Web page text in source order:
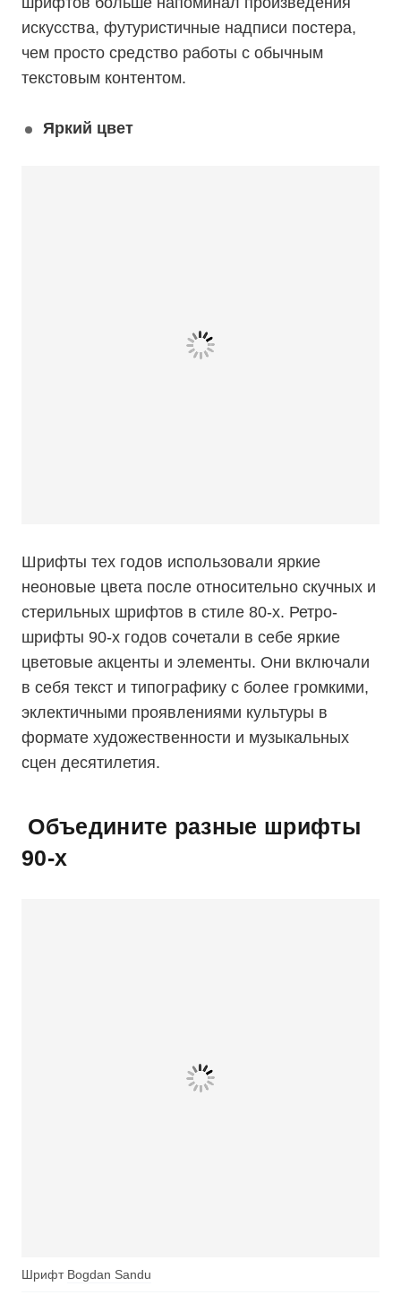
искусства, футуристичные надписи постера,
чем просто средство работы с обычным
текстовым контентом.
Яркий цвет
Шрифты тех годов использовали яркие
неоновые цвета после относительно скучных и
стерильных шрифтов в стиле 80-х. Ретро-
шрифты 90-х годов сочетали в себе яркие
цветовые акценты и элементы. Они включали
в себя текст и типографику с более громкими,
эклектичными проявлениями культуры в
формате художественности и музыкальных
сцен десятилетия.
Объедините разные шрифты
90-х
Шрифт Bogdan Sandu